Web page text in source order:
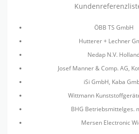
ÖBB TS GmbH
Hutterer + Lechner
Nedap N.V.
Josef Manner & Comp. AG,
iSi GmbH, Kaba
Wittmann
BHG Betriebsmittelges.
Mersen Electronic